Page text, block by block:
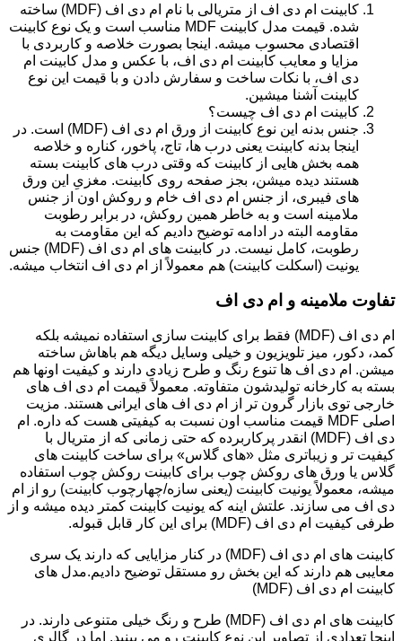
کابینت ام دی اف از متریالی با نام ام دی اف (MDF) ساخته
شده. قیمت مدل کابینت MDF مناسب است و یک نوع کابینت
اقتصادی محسوب میشه. اینجا بصورت خلاصه و کاربردی با
مزایا و معایب کابینت ام دی اف، با عکس و مدل کابینت ام
دی اف، با نکات ساخت و سفارش دادن و با قیمت این نوع
کابینت آشنا میشین.
کابینت ام دی اف چیست؟
جنس بدنه این نوع کابینت از ورق ام دی اف (MDF) است. در
اینجا بدنه کابینت یعنی درب ها، تاج، پاخور، کناره و خلاصه
همه بخش هایی از کابینت که وقتی درب های کابینت بسته
هستند دیده میشن، بجز صفحه روی کابینت. مغزیِ این ورق
های فیبری، از جنس ام دی اف خام و روکش اون از جنس
ملامینه است و به خاطر همین روکش، در برابر رطوبت
مقاومه البته در ادامه توضیح دادیم که این مقاومت به
رطوبت، کامل نیست. در کابینت های ام دی اف (MDF) جنس
یونیت (اسکلت کابینت) هم معمولاً از ام دی اف انتخاب میشه.
تفاوت ملامینه و ام دی اف
ام دی اف (MDF) فقط برای کابینت سازی استفاده نمیشه بلکه
کمد، دکور، میز تلویزیون و خیلی وسایل دیگه هم باهاش ساخته
میشن. ام دی اف ها تنوع رنگ و طرح زیادی دارند و کیفیت اونها هم
بسته به کارخانه تولیدشون متفاوته. معمولاً قیمت ام دی اف های
خارجی توی بازار گرون تر از ام دی اف های ایرانی هستند. مزیت
اصلی MDF قیمت مناسب اون نسبت به کیفیتی هست که داره. ام
دی اف (MDF) انقدر پرکاربرده که حتی زمانی که از متریال با
کیفیت تر و زیباتری مثل «های گلاس» برای ساخت کابینت های
گلاس یا ورق های روکش چوب برای کابینت روکش چوب استفاده
میشه، معمولاً یونیت کابینت (یعنی سازه/چهارچوب کابینت) رو از ام
دی اف می سازند. علتش اینه که یونیت کابینت کمتر دیده میشه و از
طرفی کیفیت ام دی اف (MDF) برای این کار قابل قبوله.
کابینت های ام دی اف (MDF) در کنار مزایایی که دارند یک سری
معایبی هم دارند که این بخش رو مستقل توضیح دادیم.مدل های
کابینت ام دی اف (MDF)
کابینت های ام دی اف (MDF) طرح و رنگ خیلی متنوعی دارند. در
اینجا تعدادی از تصاویر این نوع کابینت رو می بینید. اما در گالری